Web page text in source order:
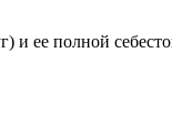
и ее полной